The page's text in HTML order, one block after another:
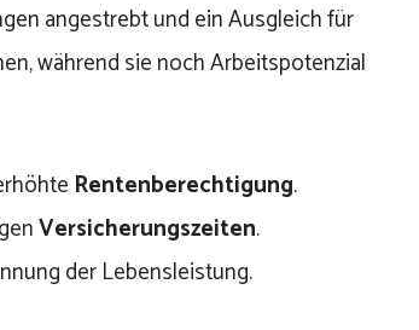
angestrebt und ein Ausgleich für
während sie noch Arbeitspotenzial
Rentenberechtigung.
Versicherungszeiten.
der Lebensleistung.